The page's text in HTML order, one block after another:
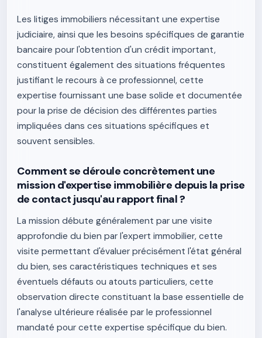
Les litiges immobiliers nécessitant une expertise
judiciaire, ainsi que les besoins spécifiques de garantie
bancaire pour l'obtention d'un crédit important,
constituent également des situations fréquentes
justifiant le recours à ce professionnel, cette
expertise fournissant une base solide et documentée
pour la prise de décision des différentes parties
impliquées dans ces situations spécifiques et
souvent sensibles.
Comment se déroule concrètement une
mission d'expertise immobilière depuis la prise
de contact jusqu'au rapport final ?
La mission débute généralement par une visite
approfondie du bien par l'expert immobilier, cette
visite permettant d'évaluer précisément l'état général
du bien, ses caractéristiques techniques et ses
éventuels défauts ou atouts particuliers, cette
observation directe constituant la base essentielle de
l'analyse ultérieure réalisée par le professionnel
mandaté pour cette expertise spécifique du bien.